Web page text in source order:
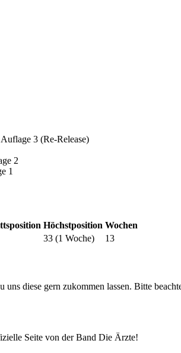
Auflage 3 (Re-Release)
2
1
Höchstposition Wochen
33 (1 Woche) 13
diese gern zukommen lassen. Bitte
Seite von der Band Die Ärzte!